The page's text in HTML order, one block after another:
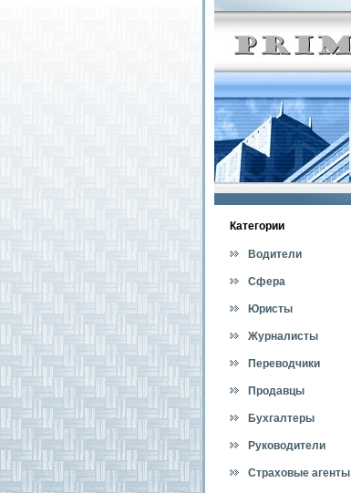
Категοрии
Водители
Сфера
обслуживания
Юристы
Журналисты
Переводчики
Продавцы
Бухгалтеры
Руководители
Страховые агенты